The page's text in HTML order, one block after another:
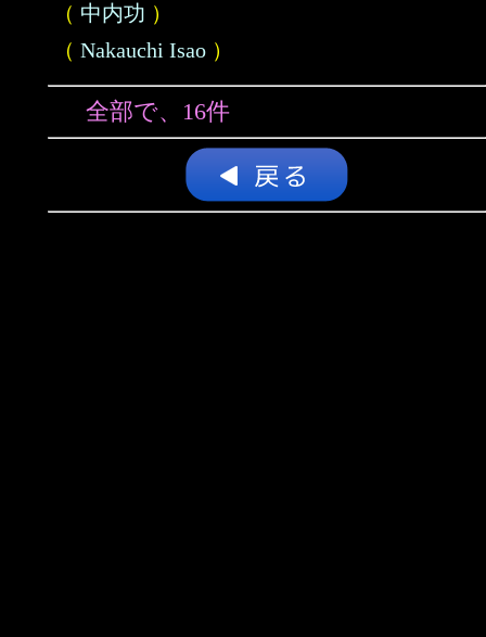
（ 中内功 ）
（ Nakauchi Isao ）
全部で、16件